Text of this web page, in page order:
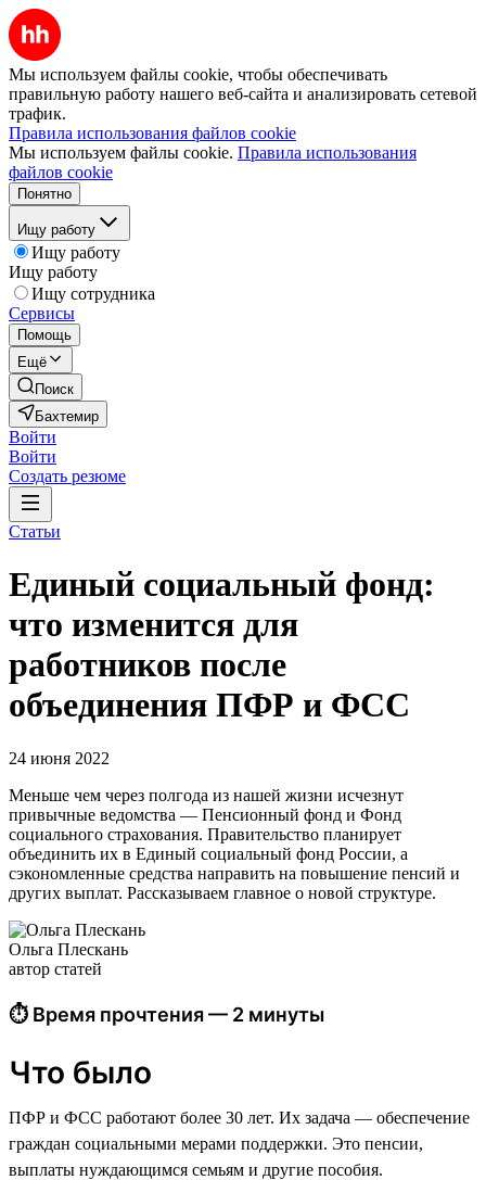
Мы используем файлы cookie, чтобы обеспечивать
правильную работу нашего веб-сайта и анализировать сетевой
трафик.
Правила использования файлов cookie
Мы используем файлы cookie. Правила использования
файлов cookie
Понятно
Ищу работу
Ищу работу
Ищу работу
Ищу сотрудника
Сервисы
Помощь
Ещё
Поиск
Бахтемир
Войти
Войти
Создать резюме
Статьи
Единый социальный фонд:
что изменится для
работников после
объединения ПФР и ФСС
24 июня 2022
Меньше чем через полгода из нашей жизни исчезнут
привычные ведомства — Пенсионный фонд и Фонд
социального страхования. Правительство планирует
объединить их в Единый социальный фонд России, а
сэкономленные средства направить на повышение пенсий и
других выплат. Рассказываем главное о новой структуре.
Ольга Плескань
автор статей
⏱ Время прочтения — 2 минуты
Что было
ПФР и ФСС работают более 30 лет. Их задача — обеспечение
граждан социальными мерами поддержки. Это пенсии,
выплаты нуждающимся семьям и другие пособия.